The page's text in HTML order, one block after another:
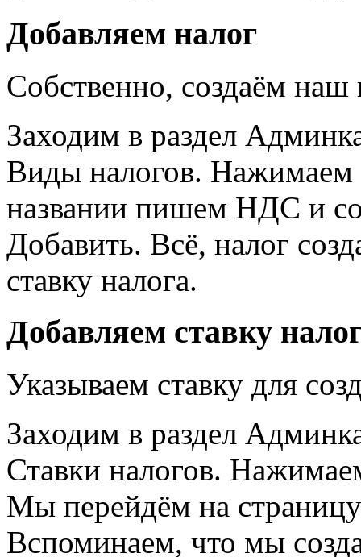
Добавляем налог
Собственно, создаём
Заходим в раздел
Виды налогов.
названии пишем НДС и
Добавить. Всё, налог
ставку налога.
Добавляем ставку
Указываем ставку для
Заходим в раздел
Ставки налогов.
Мы перейдём на
Вспоминаем, что мы